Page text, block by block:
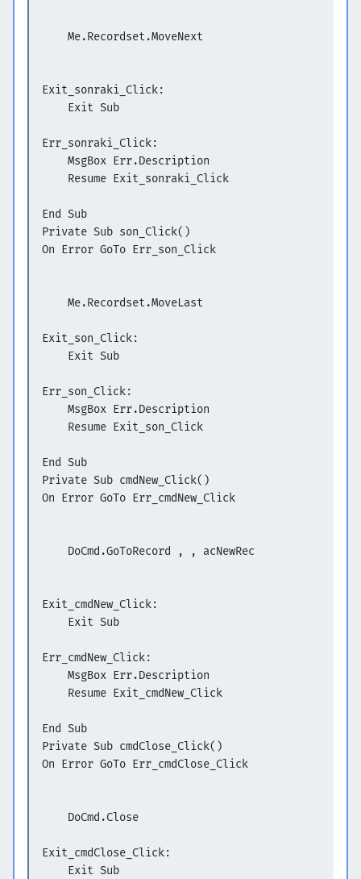
Me.Recordset.MoveNext
Exit_sonraki_Click:
Exit Sub
Err_sonraki_Click:
MsgBox Err.Description
Resume Exit_sonraki_Click
End Sub
Private Sub son_Click()
On Error GoTo Err_son_Click
Me.Recordset.MoveLast
Exit_son_Click:
Exit Sub
Err_son_Click:
MsgBox Err.Description
Resume Exit_son_Click
End Sub
Private Sub cmdNew_Click()
On Error GoTo Err_cmdNew_Click
DoCmd.GoToRecord , , acNewRec
Exit_cmdNew_Click:
Exit Sub
Err_cmdNew_Click:
MsgBox Err.Description
Resume Exit_cmdNew_Click
End Sub
Private Sub cmdClose_Click()
On Error GoTo Err_cmdClose_Click
DoCmd.Close
Exit_cmdClose_Click:
Exit Sub